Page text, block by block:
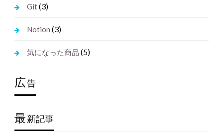
Git(3)
Notion (3)
気になった商品 (5)
広告
最新記事